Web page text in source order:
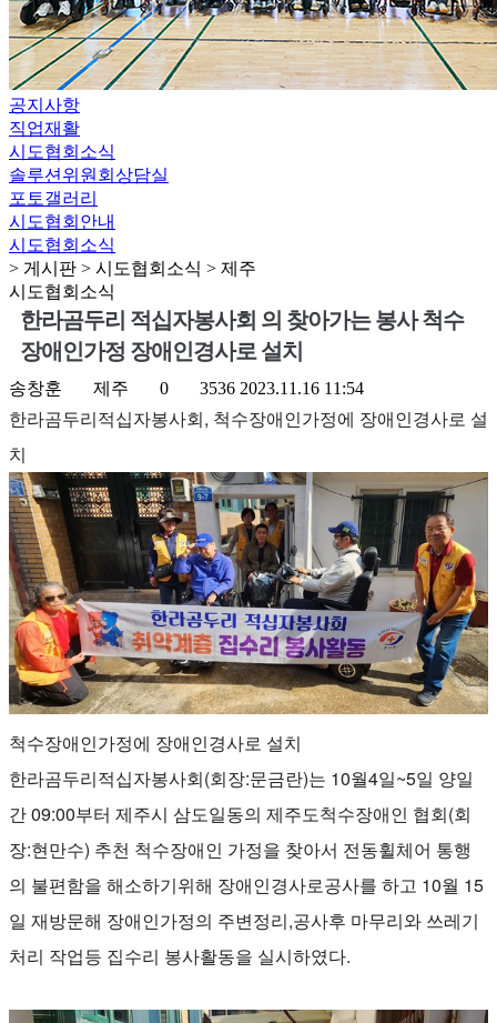
공지사항
직업재활
시도협회소식
솔루션위원회상담실
포토갤러리
시도협회안내
시도협회소식
> 게시판 > 시도협회소식 > 제주
시도협회소식
한라곰두리 적십자봉사회 의 찾아가는 봉사 척수
장애인가정 장애인경사로 설치
송창훈 제주 0 3536 2023.11.16 11:54
한라곰두리적십자봉사회, 척수장애인가정에 장애인경사로 설
치
척수장애인가정에 장애인경사로 설치
한라곰두리적십자봉사회(회장:문금란)는 10월4일~5일 양일
간 09:00부터 제주시 삼도일동의 제주도척수장애인 협회(회
장:현만수) 추천 척수장애인 가정을 찾아서 전동휠체어 통행
의 불편함을 해소하기위해 장애인경사로공사를 하고 10월 15
일 재방문해 장애인가정의 주변정리,공사후 마무리와 쓰레기
처리 작업등 집수리 봉사활동을 실시하였다.